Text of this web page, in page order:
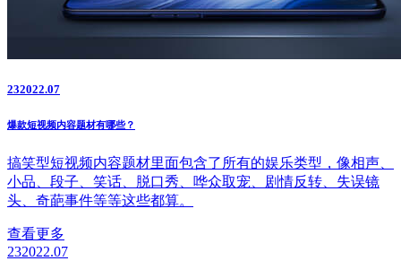
232022.07
爆款短视频内容题材有哪些？
搞笑型短视频内容题材里面包含了所有的娱乐类型，像相声、
小品、段子、笑话、脱口秀、哗众取宠、剧情反转、失误镜
头、奇葩事件等等这些都算。
查看更多
232022.07